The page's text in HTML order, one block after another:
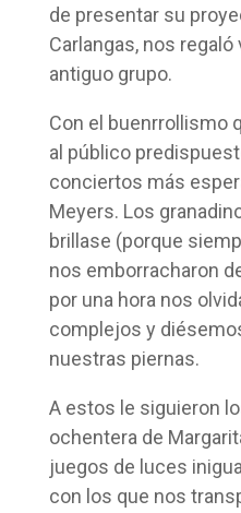
de presentar su
Carlangas, nos
antiguo grupo.
Con el buenrrollismo
al público
conciertos más
Meyers. Los
brillase (porque
nos emborracharon
por una hora nos
complejos y
nuestras piernas.
A estos le siguieron
ochentera de
juegos de luces
con los que nos